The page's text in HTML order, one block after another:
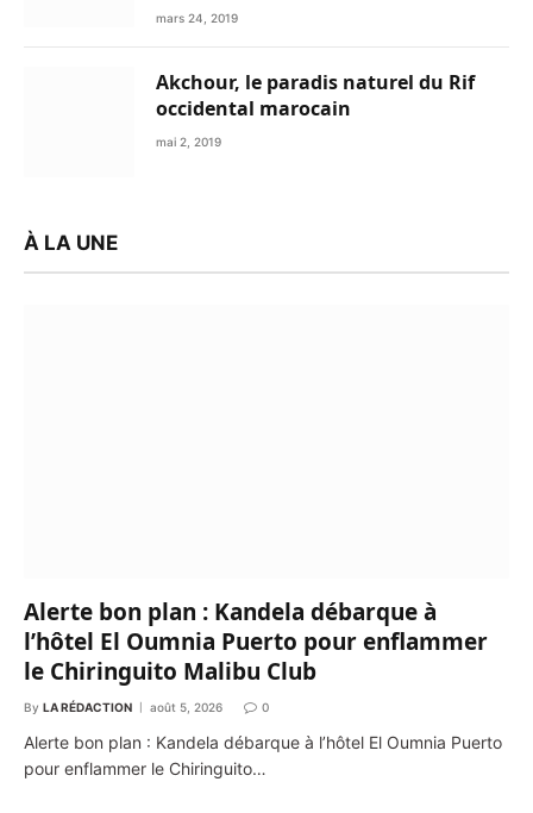
mars 24, 2019
Akchour, le paradis naturel du Rif
occidental marocain
mai 2, 2019
À LA UNE
Alerte bon plan : Kandela débarque à
l’hôtel El Oumnia Puerto pour enflammer
le Chiringuito Malibu Club
By LA RÉDACTION août 5, 2026 0
Alerte bon plan : Kandela débarque à l’hôtel El Oumnia Puerto
pour enflammer le Chiringuito…